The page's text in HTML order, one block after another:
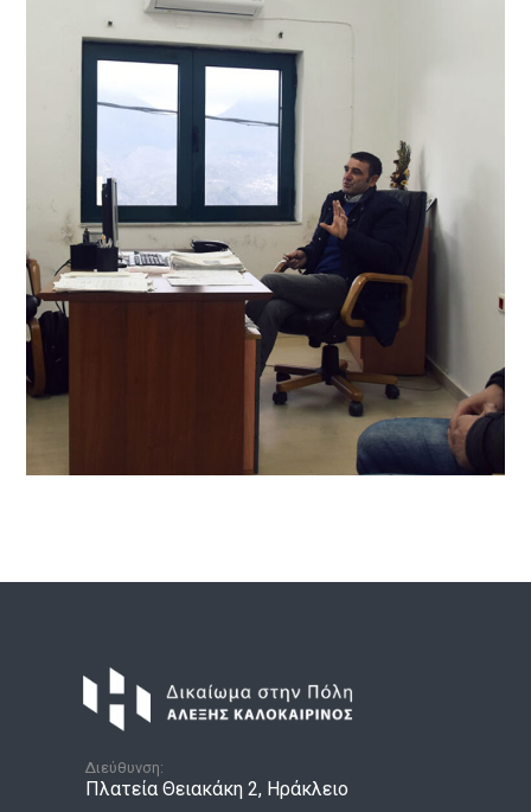
Διεύθυνση:
Πλατεία Θειακάκη 2, Ηράκλειο